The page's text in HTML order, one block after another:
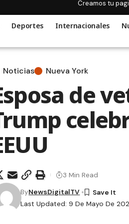
Creamos tu
Deportes Internacionales
Noticias Nueva York
de
Last Updated: 9 De Mayo De
ByNewsDigitalTV
3 Min Read